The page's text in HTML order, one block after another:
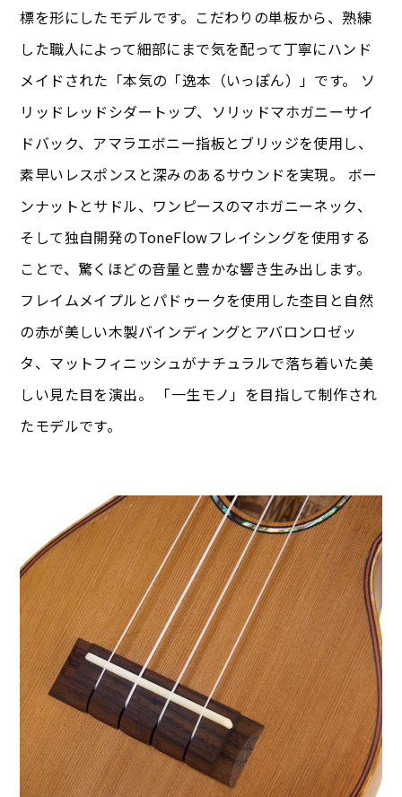
標を形にしたモデルです。こだわりの単板から、熟練
した職人によって細部にまで気を配って丁寧にハンド
メイドされた「本気の「逸本（いっぽん）」です。 ソ
リッドレッドシダートップ、ソリッドマホガニーサイ
ドバック、アマラエボニー指板とブリッジを使用し、
素早いレスポンスと深みのあるサウンドを実現。 ボー
ンナットとサドル、ワンピースのマホガニーネック、
そして独自開発のToneFlowフレイシングを使用する
ことで、驚くほどの音量と豊かな響き生み出します。
フレイムメイプルとパドゥークを使用した杢目と自然
の赤が美しい木製バインディングとアバロンロゼッ
タ、マットフィニッシュがナチュラルで落ち着いた美
しい見た目を演出。 「一生モノ」を目指して制作され
たモデルです。